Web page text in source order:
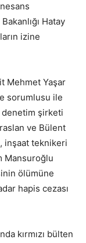
Hatay
izine
Mehmet Yaşar
sorumlusu ile
denetim şirketi
ve Bülent
inşaat teknikeri
Mansuroğlu
ölümüne
hapis cezası
kırmızı bülten